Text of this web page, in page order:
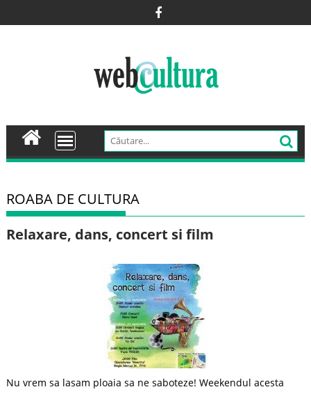
to
ROABA DE CULTURA
Relaxare, dans, concert si film
Nu vrem sa lasam ploaia sa ne saboteze! Weekendul acesta